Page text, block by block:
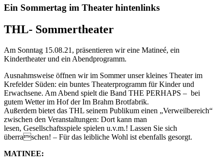
Ein Sommertag im Theater hintenlinks
THL- Sommertheater
Am Sonntag 15.08.21, präsentieren wir eine Matineé, ein
Kindertheater und ein Abendprogramm.
Ausnahmsweise öffnen wir im Sommer unser kleines Theater im
Krefelder Süden: ein buntes Theaterprogramm für Kinder und
Erwachsene. Am Abend spielt die Band THE PERHAPS – bei
gutem Wetter im Hof der Im Brahm Brotfabrik.
Außerdem bietet das THL seinem Publikum einen „Verweilbereich“
zwischen den Veranstaltungen: Dort kann man
lesen, Gesellschaftsspiele spielen u.v.m.! Lassen Sie sich
überraschen! – Für das leibliche Wohl ist ebenfalls gesorgt.
MATINEE: